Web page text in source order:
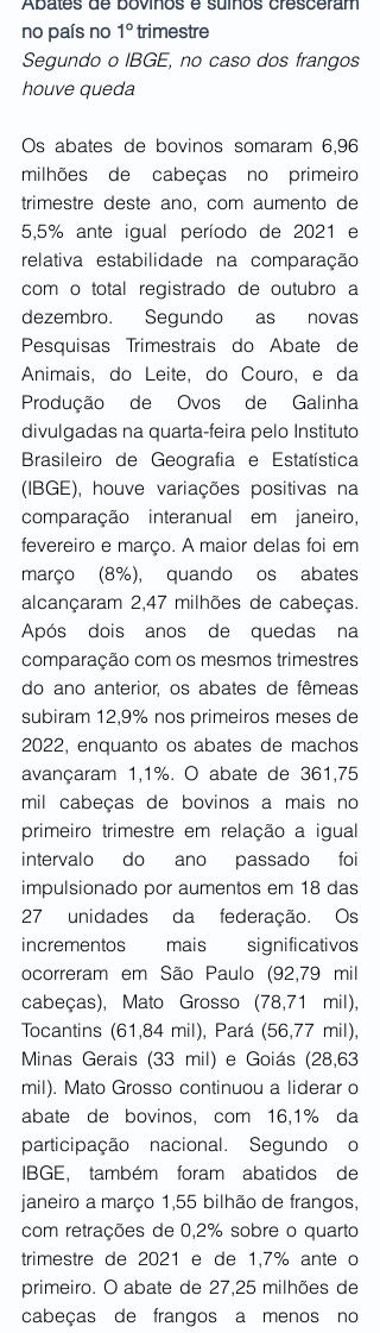
no país no 1º trimestre
Segundo o IBGE, no caso dos frangos
houve queda
Os abates de bovinos somaram 6,96
milhões de cabeças no primeiro
trimestre deste ano, com aumento de
5,5% ante igual período de 2021 e
relativa estabilidade na comparação
com o total registrado de outubro a
dezembro. Segundo as novas
Pesquisas Trimestrais do Abate de
Animais, do Leite, do Couro, e da
Produção de Ovos de Galinha
divulgadas na quarta-feira pelo Instituto
Brasileiro de Geografia e Estatística
(IBGE), houve variações positivas na
comparação interanual em janeiro,
fevereiro e março. A maior delas foi em
março (8%), quando os abates
alcançaram 2,47 milhões de cabeças.
Após dois anos de quedas na
comparação com os mesmos trimestres
do ano anterior, os abates de fêmeas
subiram 12,9% nos primeiros meses de
2022, enquanto os abates de machos
avançaram 1,1%. O abate de 361,75
mil cabeças de bovinos a mais no
primeiro trimestre em relação a igual
intervalo do ano passado foi
impulsionado por aumentos em 18 das
27 unidades da federação. Os
incrementos mais significativos
ocorreram em São Paulo (92,79 mil
cabeças), Mato Grosso (78,71 mil),
Tocantins (61,84 mil), Pará (56,77 mil),
Minas Gerais (33 mil) e Goiás (28,63
mil). Mato Grosso continuou a liderar o
abate de bovinos, com 16,1% da
participação nacional. Segundo o
IBGE, também foram abatidos de
janeiro a março 1,55 bilhão de frangos,
com retrações de 0,2% sobre o quarto
trimestre de 2021 e de 1,7% ante o
primeiro. O abate de 27,25 milhões de
cabeças de frangos a menos no